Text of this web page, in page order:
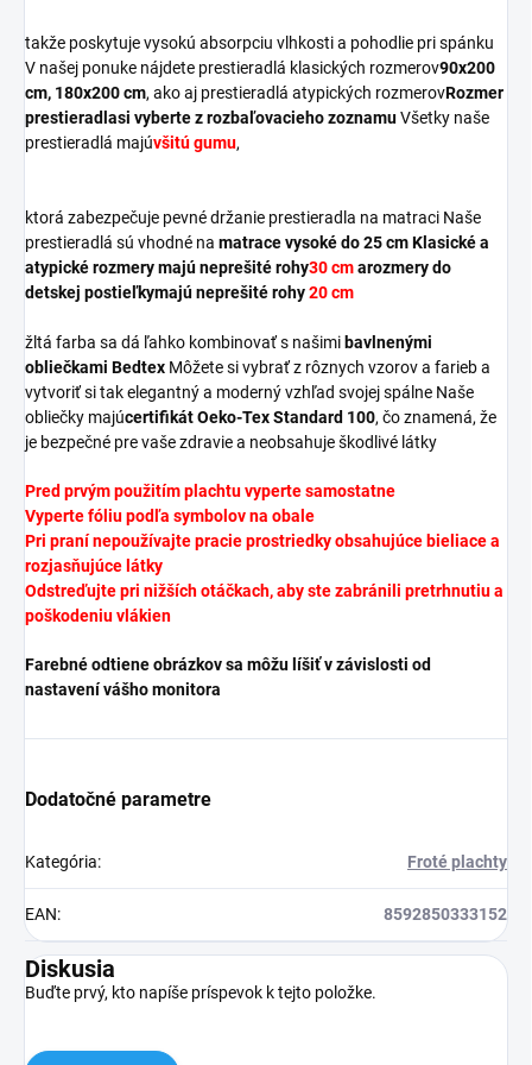
takže poskytuje vysokú absorpciu vlhkosti a pohodlie pri spánku
V našej ponuke nájdete prestieradlá klasických rozmerov90x200
cm, 180x200 cm, ako aj prestieradlá atypických rozmerovRozmer
prestieradlasi vyberte z rozbaľovacieho zoznamuVšetky naše
prestieradlá majúvšitú gumu,
ktorá zabezpečuje pevné držanie prestieradla na matraci Naše
prestieradlá sú vhodné na matrace vysoké do 25 cm Klasické a
atypické rozmery majú neprešité rohy30 cmarozmery do
detskej postieľkymajú neprešité rohy20 cm
žltá farba sa dá ľahko kombinovať s našimi bavlnenými
obliečkami Bedtex Môžete si vybrať z rôznych vzorov a farieb a
vytvoriť si tak elegantný a moderný vzhľad svojej spálne Naše
obliečky majúcertifikát Oeko-Tex Standard 100, čo znamená, že
je bezpečné pre vaše zdravie a neobsahuje škodlivé látky
Pred prvým použitím plachtu vyperte samostatne
Vyperte fóliu podľa symbolov na obale
Pri praní nepoužívajte pracie prostriedky obsahujúce bieliace a
rozjasňujúce látky
Odstreďujte pri nižších otáčkach, aby ste zabránili pretrhnutiu a
poškodeniu vlákien
Farebné odtiene obrázkov sa môžu líšiť v závislosti od
nastavení vášho monitora
Dodatočné parametre
Kategória: Froté plachty
EAN: 8592850333152
Diskusia
Buďte prvý, kto napíše príspevok k tejto položke.